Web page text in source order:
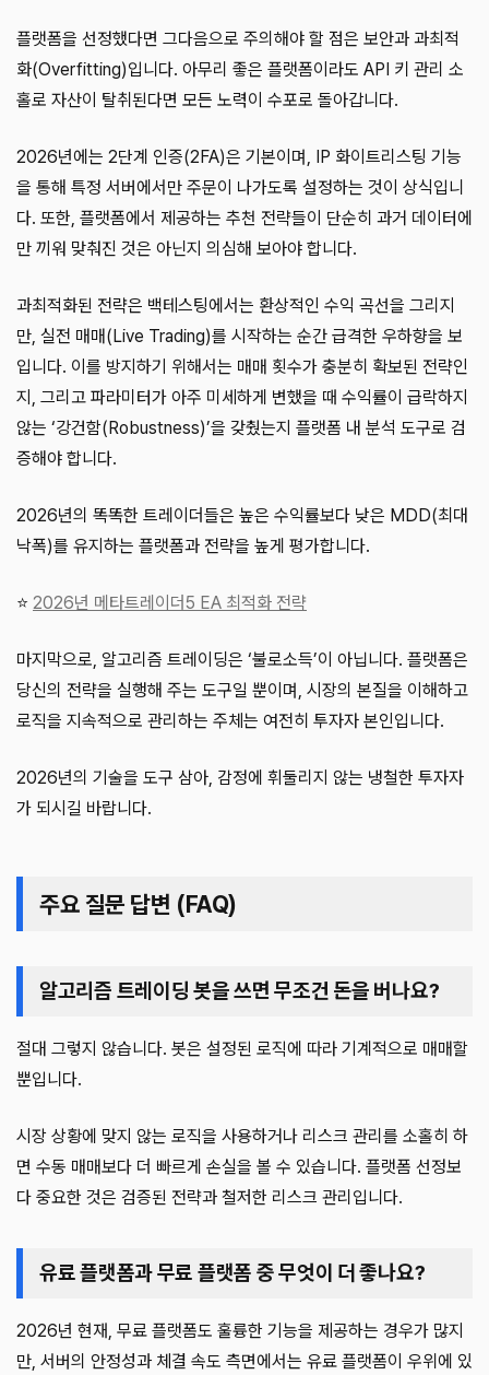
플랫폼을 선정했다면 그다음으로 주의해야 할 점은 보안과 과최적
화(Overfitting)입니다. 아무리 좋은 플랫폼이라도 API 키 관리 소
홀로 자산이 탈취된다면 모든 노력이 수포로 돌아갑니다.
2026년에는 2단계 인증(2FA)은 기본이며, IP 화이트리스팅 기능
을 통해 특정 서버에서만 주문이 나가도록 설정하는 것이 상식입니
다. 또한, 플랫폼에서 제공하는 추천 전략들이 단순히 과거 데이터에
만 끼워 맞춰진 것은 아닌지 의심해 보아야 합니다.
과최적화된 전략은 백테스팅에서는 환상적인 수익 곡선을 그리지
만, 실전 매매(Live Trading)를 시작하는 순간 급격한 우하향을 보
입니다. 이를 방지하기 위해서는 매매 횟수가 충분히 확보된 전략인
지, 그리고 파라미터가 아주 미세하게 변했을 때 수익률이 급락하지
않는 ‘강건함(Robustness)’을 갖췄는지 플랫폼 내 분석 도구로 검
증해야 합니다.
2026년의 똑똑한 트레이더들은 높은 수익률보다 낮은 MDD(최대
낙폭)를 유지하는 플랫폼과 전략을 높게 평가합니다.
⭐ 2026년 메타트레이더5 EA 최적화 전략
마지막으로, 알고리즘 트레이딩은 ‘불로소득’이 아닙니다. 플랫폼은
당신의 전략을 실행해 주는 도구일 뿐이며, 시장의 본질을 이해하고
로직을 지속적으로 관리하는 주체는 여전히 투자자 본인입니다.
2026년의 기술을 도구 삼아, 감정에 휘둘리지 않는 냉철한 투자자
가 되시길 바랍니다.
주요 질문 답변 (FAQ)
알고리즘 트레이딩 봇을 쓰면 무조건 돈을 버나요?
절대 그렇지 않습니다. 봇은 설정된 로직에 따라 기계적으로 매매할
뿐입니다.
시장 상황에 맞지 않는 로직을 사용하거나 리스크 관리를 소홀히 하
면 수동 매매보다 더 빠르게 손실을 볼 수 있습니다. 플랫폼 선정보
다 중요한 것은 검증된 전략과 철저한 리스크 관리입니다.
유료 플랫폼과 무료 플랫폼 중 무엇이 더 좋나요?
2026년 현재, 무료 플랫폼도 훌륭한 기능을 제공하는 경우가 많지
만, 서버의 안정성과 체결 속도 측면에서는 유료 플랫폼이 우위에 있